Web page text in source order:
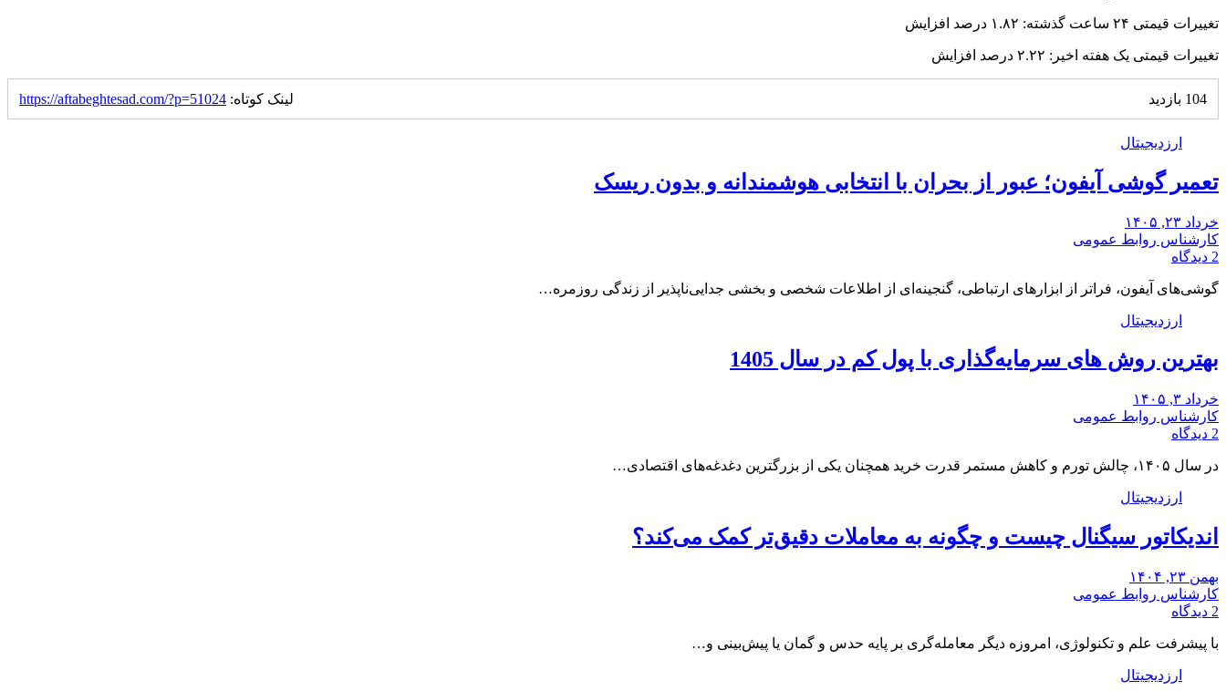
تغییرات قیمتی ۲۴ ساعت گذشته: ۱.۸۲ درصد افزایش
تغییرات قیمتی یک هفته اخیر: ۲.۲۲ درصد افزایش
104 بازدید لینک کوتاه: https://aftabeghtesad.com/?p=51024
ارزدیجیتال
تعمیر گوشی آیفون؛ عبور از بحران با انتخابی هوشمندانه و بدون ریسک
خرداد ۲۳, ۱۴۰۵
کارشناس روابط عمومی
2 دیدگاه
گوشی‌های آیفون، فراتر از ابزارهای ارتباطی، گنجینه‌ای از اطلاعات شخصی و بخشی جدایی‌ناپذیر از زندگی روزمره…
ارزدیجیتال
بهترین روش های سرمایه‌گذاری با پول کم در سال 1405
خرداد ۳, ۱۴۰۵
کارشناس روابط عمومی
2 دیدگاه
در سال ۱۴۰۵، چالش تورم و کاهش مستمر قدرت خرید همچنان یکی از بزرگترین دغدغه‌های اقتصادی…
ارزدیجیتال
اندیکاتور سیگنال چیست و چگونه به معاملات دقیق‌تر کمک می‌کند؟
بهمن ۲۳, ۱۴۰۴
کارشناس روابط عمومی
2 دیدگاه
با پیشرفت علم و تکنولوژی، امروزه دیگر معامله‌گری بر پایه حدس و گمان یا پیش‌بینی و…
ارزدیجیتال